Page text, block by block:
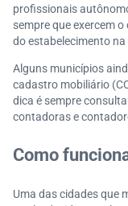
profissionais
sempre que exercem
do estabelecimento
Alguns municípios
cadastro mobiliário
dica é sempre
contadoras e
Como
Uma das cidades que